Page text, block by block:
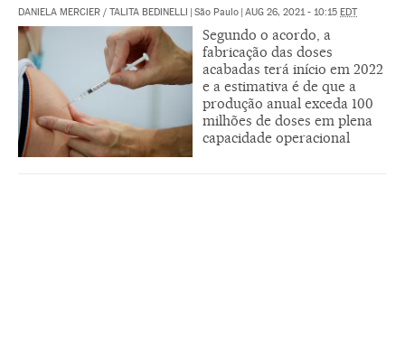
DANIELA MERCIER / TALITA BEDINELLI São Paulo AUG 26, 2021 - 10:15 EDT
Segundo o acordo, a
fabricação das doses
acabadas terá início em 2022
e a estimativa é de que a
produção anual exceda 100
milhões de doses em plena
capacidade operacional